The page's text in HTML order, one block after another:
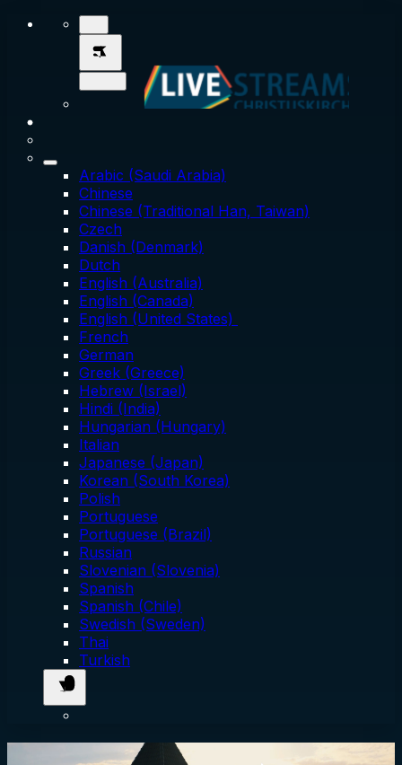
Arabic (Saudi Arabia)
Chinese
Chinese (Traditional Han, Taiwan)
Czech
Danish (Denmark)
Dutch
English (Australia)
English (Canada)
English (United States)
French
German
Greek (Greece)
Hebrew (Israel)
Hindi (India)
Hungarian (Hungary)
Italian
Japanese (Japan)
Korean (South Korea)
Polish
Portuguese
Portuguese (Brazil)
Russian
Slovenian (Slovenia)
Spanish
Spanish (Chile)
Swedish (Sweden)
Thai
Turkish